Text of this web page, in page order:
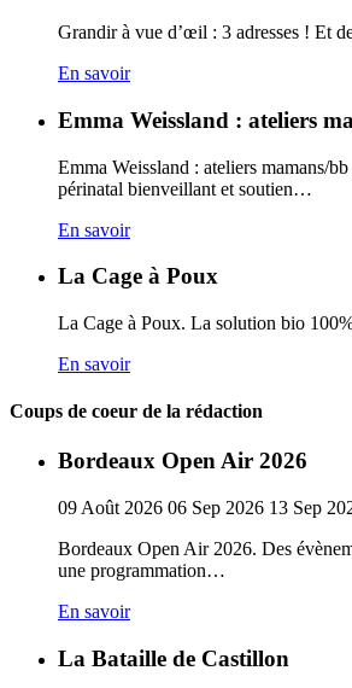
Grandir à vue d’œil : 3 adresses ! Et
En savoir
Emma Weissland : ateliers
Emma Weissland : ateliers mamans/
périnatal bienveillant et soutien…
En savoir
La Cage à Poux
La Cage à Poux. La solution bio
En savoir
Coups de coeur de la rédaction
Bordeaux Open Air 2026
09 Août 2026 06 Sep 2026 13 Sep
Bordeaux Open Air 2026. Des
une programmation…
En savoir
La Bataille de Castillon